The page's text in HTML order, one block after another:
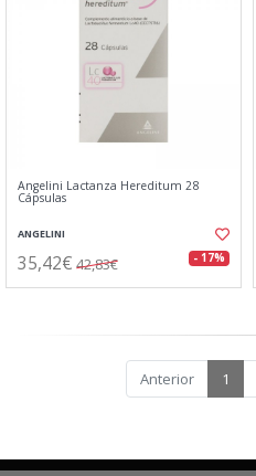
Angelini Lactanza Hereditum 28
Cápsulas
ANGELINI
35,42€ 42,83€ - 17%
Anterior 1